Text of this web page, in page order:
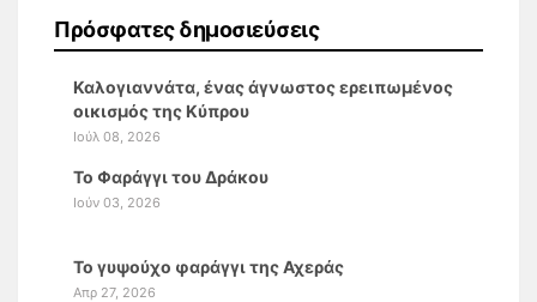
Πρόσφατες δημοσιεύσεις
Καλογιαννάτα, ένας άγνωστος ερειπωμένος
οικισμός της Κύπρου
Ιούλ 08, 2026
Το Φαράγγι του Δράκου
Ιούν 03, 2026
Το γυψούχο φαράγγι της Αχεράς
Απρ 27, 2026